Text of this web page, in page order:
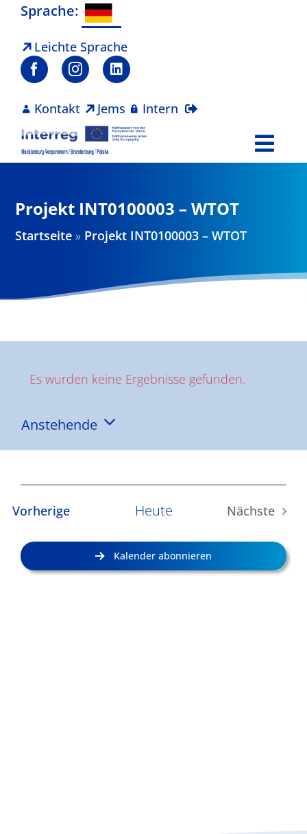
Zum
springen
Sprache:
Leichte Sprache
Kontakt Jems Intern
Projekte
Projekt INT0100003 – WTOT
Startseite » Projekt INT0100003 – WTOT
Hinweis
Es wurden keine Ergebnisse gefunden.
Anstehende
Datum
VorherigeVeranstaltungen
Heute
Nächste
Kalender abonnieren